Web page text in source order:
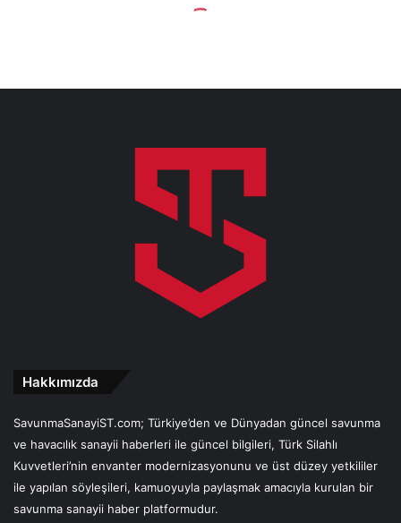
Hakkımızda
SavunmaSanayiST.com; Türkiye’den ve Dünyadan güncel savunma
ve havacılık sanayii haberleri ile güncel bilgileri, Türk Silahlı
Kuvvetleri’nin envanter modernizasyonunu ve üst düzey yetkililer
ile yapılan söyleşileri, kamuoyuyla paylaşmak amacıyla kurulan bir
savunma sanayii haber platformudur.